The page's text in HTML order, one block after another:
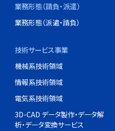
業務形態（請負・派遣）
業務形態（派遣・請負）
技術サービス事業
機械系技術領域
情報系技術領域
電気系技術領域
3D-CAD データ製作・データ解
析・データ変換サービス